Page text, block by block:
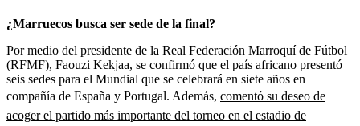
¿Marruecos busca ser sede de la final?
Por medio del presidente de la Real Federación Marroquí de Fútbol
(RFMF), Faouzi Kekjaa, se confirmó que el país africano presentó
seis sedes para el Mundial que se celebrará en siete años en
compañía de España y Portugal. Además, comentó su deseo de
acoger el partido más importante del torneo en el estadio de